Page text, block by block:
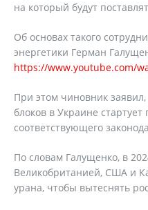
на который будут
Об основах такого
энергетики Герман
https://www.youtube.com/
При этом чиновник
блоков в Украине
соответствующего
По словам Галущенко, в
Великобританией, США и
урана, чтобы вытеснять